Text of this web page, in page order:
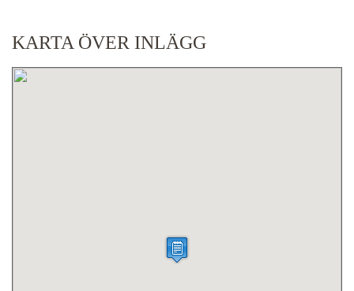
KARTA ÖVER INLÄGG